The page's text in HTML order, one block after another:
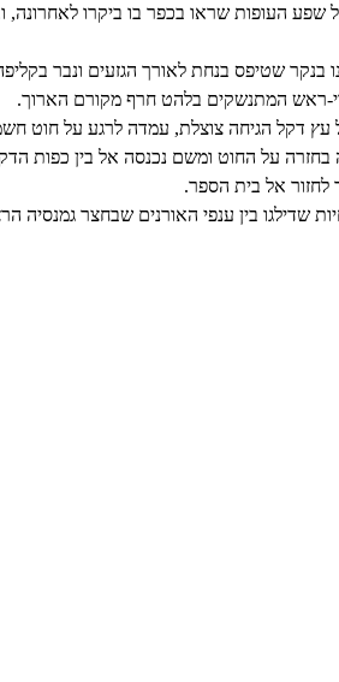
שפע העופות שראו בכפר בו ביקרו לאחרונה,
בנקר שטיפס בנחת לאורך הגזעים ונבר
ראש המתנשקים בלהט חרף מקורם הארוך.
עץ דקל הגיחה צוצלת, עמדה לרגע על חוט
על החוט ומשם נכנסה אל בין כפות
לחזור אל בית הספר.
שדילגו בין ענפי האורנים שבחצר גמנסיה